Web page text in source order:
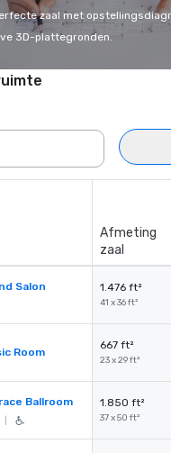
zaal met
3D-plattegronden.
Afmeting
zaal
Salon 1.476 ft²
41 x 36 ft²
Room
667 ft²
23 x 29 ft²
Ballroom 1.850 ft²
37 x 50 ft²